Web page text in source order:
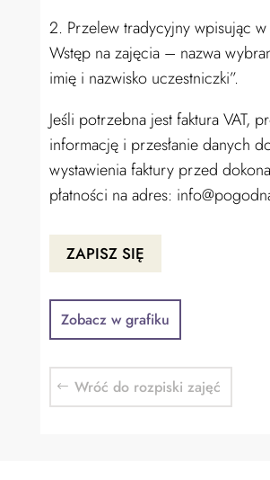
2. Przelew tradycyjny wpisując w
Wstęp na zajęcia – nazwa
imię i nazwisko uczestniczki”.
Jeśli potrzebna jest faktura VAT,
informację i przesłanie danych
wystawienia faktury przed
płatności na adres:
ZAPISZ SIĘ
Zobacz w grafiku
Wróć do rozpiski zajęć